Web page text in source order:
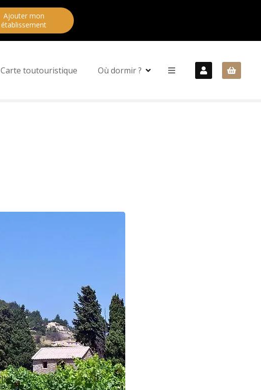
Ajouter mon
établissement
Carte toutouristique Où dormir ?